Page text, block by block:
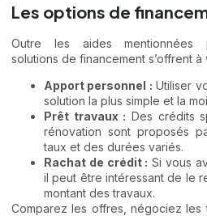
Les options de
Outre les aides mentionnées
solutions de financement s’offrent à
Apport personnel : Utiliser
solution la plus simple et la
Prêt travaux : Des crédits
rénovation sont proposés
taux et des durées variés.
Rachat de crédit : Si vous
il peut être intéressant de le
montant des travaux.
Comparez les offres, négociez